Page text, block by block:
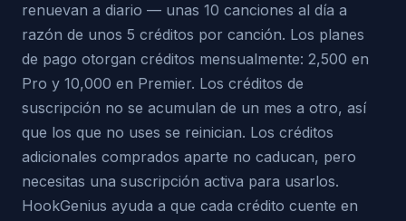
renuevan a diario — unas 10 canciones al día a
razón de unos 5 créditos por canción. Los planes
de pago otorgan créditos mensualmente: 2,500 en
Pro y 10,000 en Premier. Los créditos de
suscripción no se acumulan de un mes a otro, así
que los que no uses se reinician. Los créditos
adicionales comprados aparte no caducan, pero
necesitas una suscripción activa para usarlos.
HookGenius ayuda a que cada crédito cuente en